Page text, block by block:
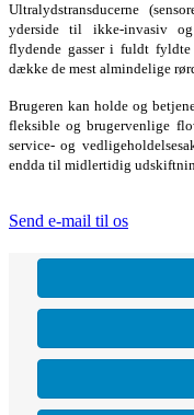
Ultralydstransducerne
yderside til ikke-invasiv
flydende gasser i fuldt
dække de mest almindelige
Brugeren kan holde og
fleksible og brugervenlige
service- og
endda til midlertidig
Send e-mail til os